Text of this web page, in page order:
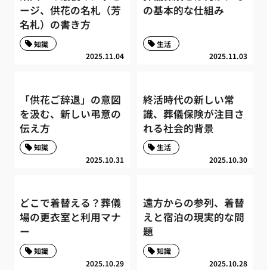
ージ、供花の名札（芳
名札）の書き方
2025.11.04
知識
の基本的な仕組み
2025.11.03
生活
「供花ご辞退」の意図
を汲む、新しい弔意の
伝え方
2025.10.31
知識
終活時代の新しい常
識、葬儀保険が注目さ
れる社会的背景
2025.10.30
生活
どこで着替える？葬儀
場の更衣室と利用マナ
ー
2025.10.29
知識
遠方からの参列、着替
えと宿泊の現実的な問
題
2025.10.28
知識